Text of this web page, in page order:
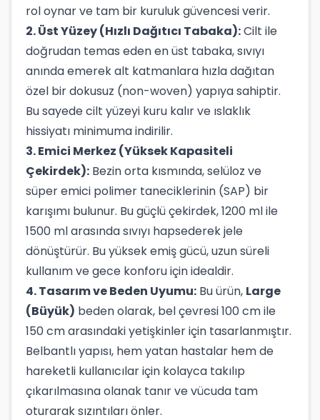
rol oynar ve tam bir kuruluk güvencesi verir.
2. Üst Yüzey (Hızlı Dağıtıcı Tabaka):Cilt ile
doğrudan temas eden en üst tabaka, sıvıyı
anında emerek alt katmanlara hızla dağıtan
özel bir dokusuz (non-woven) yapıya sahiptir.
Bu sayede cilt yüzeyi kuru kalır ve ıslaklık
hissiyatı minimuma indirilir.
3. Emici Merkez (Yüksek Kapasiteli
Çekirdek): Bezin orta kısmında, selüloz ve
süper emici polimer taneciklerinin (SAP) bir
karışımı bulunur. Bu güçlü çekirdek, 1200 ml ile
1500 ml arasında sıvıyı hapsederek jele
dönüştürür. Bu yüksek emiş gücü, uzun süreli
kullanım ve gece konforu için idealdir.
4. Tasarım ve Beden Uyumu: Bu ürün, Large
(Büyük) beden olarak, bel çevresi 100 cm ile
150 cm arasındaki yetişkinler için tasarlanmıştır.
Belbantlı yapısı, hem yatan hastalar hem de
hareketli kullanıcılar için kolayca takılıp
çıkarılmasına olanak tanır ve vücuda tam
oturarak sızıntıları önler.